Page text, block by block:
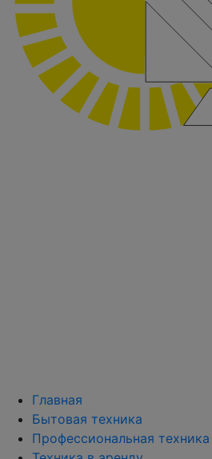
Главная
Бытовая техника
Профессиональная техника